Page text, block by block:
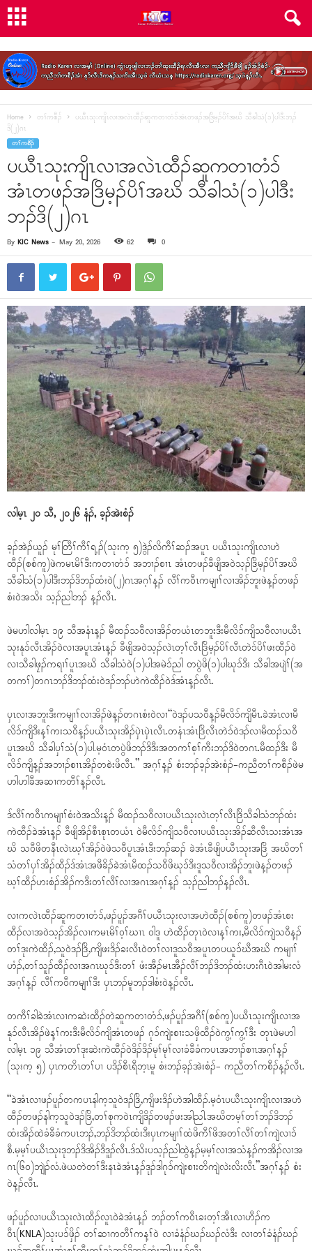
Home တၢ်ကစီၣ်
ပယီၤသုးကျိၤလၢအလဲၤထီၣ်ဆူကတၢတံၥ်အံၤတဖၣ်အဒြိမ့ၣ်ပိၢ်အဃိ သီခါသံ(၁)ပါဒီးဘၣ်
ဒိ(၂)ဂၤ
တၢ်ကစီၣ်
ပယီၤသုးကျိၤလၢအလဲၤထီၣ်ဆူကတၢတံၥ်
အံၤတဖၣ်အဒြိမ့ၣ်ပိၢ်အဃိ သီခါသံ(၁)ပါဒီး
ဘၣ်ဒိ(၂)ဂၤ
By KIC News - May 20, 2026 62 0
လါမ့ၤ ၂၀ သီ, ၂၀၂၆ နံၣ်, ခ့ၣ်အဲးစံၣ်
ခ့ၣ်အဲၣ်ယူၣ် မုၢ်တြီၢ်ကီၢ်ရ့ၣ်(သုးက့ ၅)ဒွဲၣ်လိကီၢ်ဆၣ်အပူၤ ပယီၤသုးကျိၤလၢဟဲ
ထီၣ်(စစ်ကူ)ဖဲကမၤမိၢ်ဒီးကတၢတံၥ် အဘၢၣ်စၢၤ အံၤတဖၣ်ခီဖျိအဝဲသ့ၣ်ဒြိမ့ၣ်ပိၢ်အဃိ
သီခါသံ(၁)ပါဒီးဘၣ်ဒိဘၣ်ထံးဝဲ(၂)ဂၤအဂ့ၢ်န့ၣ် လီၢ်ကဝီၤကမျၢၢ်လၢအိၣ်ဘူးဖဲန့ၣ်တဖၣ်
စံးဝဲအသိး သ့ၣ်ညါဘၣ် န့ၣ်လီၤ.
ဖဲမဟါလါမ့ၤ ၁၉ သီအနံၤန့ၣ် မီထၣ်သဝီလၢအိၣ်တယံၤတဘူးဒီးမီလိၥ်ကျိသဝီလၢပယီၤ
သုးနုၥ်လီၤအိၣ်ဝဲလၢအပူၤအံၤန့ၣ် ခီဖျိအဝဲသ့ၣ်လဲၤတ့ၢ်လီၤဒြိမ့ၣ်ပိၢ်လီၤတဲၥ်ပိၢ်ဖးထီၣ်ဝဲ
လၢသီခါဖၠၣ်ကရၢၢ်ပူၤအဃိ သီခါသံဝဲ(၁)ပါအမဲၥ်ညါ တပွဲဖိ(၁)ပါဃုၥ်ဒီး သီခါအပျဲၢ်(အ
တကၢ်)တဂၤဘၣ်ဒိဘၣ်ထံးဝဲဒၣ်ဘၣ်ဟဲကဲထီၣ်ဝဲဒ်အံၤန့ၣ်လီၤ.
ပှၤလၢအဘူးဒီးကမျၢၢ်လၢအိၣ်ဖဲန့ၣ်တဂၤစံးဝဲလၢ“ဝဲဒၣ်ပသဝီန့ၣ်မီလိၥ်ကျိမီၤ.ခဲအံၤလၢမီ
လိၥ်ကျိဒီးန့ၢ်ကးသဝီန့ၣ်ပယီၤသုးအိၣ်ပှဲၤပှဲၤလီၤ.တနံၤအံၤဒြိလီၤတဲၥ်ဝဲဒၣ်လၢမီထၣ်သဝီ
ပူၤအဃိ သီခါပှၢ်သံ(၁)ပါ.မ့ဝံၤတပွဲဖိဘၣ်ဒိဒီးအတကၢ်စ့ၢ်ကီးဘၣ်ဒိဝဲတဂၤ.မီထၣ်ဒီး မီ
လိၥ်ကျိန့ၣ်အဘၢၣ်စၢၤအိၣ်တစဲးဖိလီၤ.” အဂ့ၢ်န့ၣ် စံးဘၣ်ခ့ၣ်အဲးစံၣ်-ကညီတၢ်ကစီၣ်ဖဲမ
ဟါဟါခီအဆၢကတီၢ်န့ၣ်လီၤ.
ဒ်လီၢ်ကဝီၤကမျၢၢ်စံးဝဲအသိးန့ၣ် မီထၣ်သဝီလၢပယီၤသုးလဲၤတ့ၢ်လီၤဒြိသီခါသံဘၣ်ထံး
ကဲထီၣ်ခဲအံၤန့ၣ် ခီဖျိအိၣ်စီၤစုၤတယံၤ ဝဲမီလိၥ်ကျိသဝီလၢပယီၤသုးအိၣ်ဆီလီၤသးအံၤအ
ဃိ သဝီဖိတနီၤလဲၤဃ့ၢ်အိၣ်ဝဲဖဲသဝီပူၤအံၤဒီးဘၣ်ဆၣ် ခဲအံၤခီဖျိပယီၤသုးအဒြိ အဃိတၢ်
သံတၢ်ပှၢ်အိၣ်ထီၣ်ဒ်အံၤအဖီခိၣ်ခဲအံၤမီထၣ်သဝီဖိဃုၥ်ဒီးဒူသဝီလၢအိၣ်ဘူးဖဲန့ၣ်တဖၣ်
ဃ့ၢ်ထီၣ်ဟးစံၣ်အိၣ်ကဒီးတၢ်လီၢ်လၢအဂၤအဂ့ၢ်န့ၣ် သ့ၣ်ညါဘၣ်န့ၣ်လီၤ.
လၢကလဲၤထီၣ်ဆူကတၢတံၥ်,ဖၣ်ပူၣ်အဂီၢ်ပယီၤသုးလၢအဟဲထီၣ်(စစ်ကူ)တဖၣ်အံၤစး
ထီၣ်လၢအဝဲသ့ၣ်အိၣ်လၢကမၤမိၢ်ဝ့ၢ်ဃၢၤ ဝါဒူ ဟဲထီၣ်တုၤဝဲလၢန့ၢ်ကး,မီလိၥ်ကျဲသဝီန့ၣ်
တၢ်ဒုးကဲထီၣ်,သူဝဲဒၣ်ဒြိ,ကျိဖးဒိၣ်ခးလီၤဝဲတၢ်လၢဒူသဝီအပူၤတပယူၥ်ဃီအဃိ ကမျၢၢ်
ဟံၣ်,တၢ်သူၣ်ထီၣ်လၢအဂၤဃုၥ်ဒီးတၢ် ဖံးအီၣ်မၤအီၣ်လီၢ်ဘၣ်ဒိဘၣ်ထံးဟးဂီၤဝဲအါမးလံ
အဂ့ၢ်န့ၣ် လီၢ်ကဝီကမျၢၢ်ဒီး ပှၤဘၣ်မူဘၣ်ဒါစံးဝဲန့ၣ်လီၤ.
တကီၢ်ခါခဲအံၤလၢကဆဲးထီၣ်တဲဆူကတၢတံၥ်,ဖၣ်ပူၣ်အဂီၢ်(စစ်ကူ)ပယီၤသုးကျိၤလၢအ
နုၥ်လီၤအိၣ်ဖဲန့ၢ်ကးဒီးမီလိၥ်ကျိအံၤတဖၣ် ဂုၥ်ကျဲးစၢးသဖှိထီၣ်ဝဲကွ့ၢ်ကွ့ၢ်ဒီး တုၤဖဲမဟါ
လါမ့ၤ ၁၉ သီအံၤတၢ်ဒုးဆဲးကဲထီၣ်ဝဲဒိၣ်ဒိၣ်မုၢ်မုၢ်လၢခံခီခံကပၤအဘၢၣ်စၢၤအဂ့ၢ်န့ၣ်
(သုးက့ ၅) ပှၤကတိၤတၢ်ပၢ ပဒိၣ်စီၤရီဘ့ၤမူ စံးဘၣ်ခ့ၣ်အဲးစံၣ်- ကညီတၢ်ကစီၣ်န့ၣ်လီၤ.
“ခဲအံၤလၢဖၣ်ပူၣ်တကပၤနါက့သူဝဲဒၣ်ဒြိ,ကျိဖးဒိၣ်ဟဲအါထီၣ်.မ့ဝံၤပယီၤသုးကျိၤလၢအဟဲ
ထီၣ်တဖၣ်နါက့သူဝဲဒၣ်ဒြိ,တၢ်စုကဝဲၤကျိဒိၣ်တဖၣ်ဖးအါညါ.အဃိတမ့ၢ်တၢ်ဘၣ်ဒိဘၣ်
ထံးအိၣ်ထဲခံခီခံကပၤဘၣ်,ဘၣ်ဒိဘၣ်ထံးဒီးပှၤကမျၢၢ်ထံဖိကီၢ်ဖိအတၢ်လီၢ်တၢ်ကျဲလၢၥ်
စီ.မ့မ့ၢ်ပယီၤသုးဒုဘၣ်ဒိအိၣ်ဒီဒူၣ်လီၤ.ဒ်သိးပသ့ၣ်ညါထွဲန့ၣ်မ့မ့ၢ်လၢအသံန့ၣ်ကအိၣ်လၢအ
ဂၤ(၆၀)ဘျဲၣ်လံ.ဖဲယတဲတၢ်ဒီးနၤခဲအံၤန့ၣ်ဒုၣ်ဒါဂုၥ်ကျဲးစၢးတိကျဲလဲးလိးလီၤ”အဂ့ၢ်န့ၣ် စံး
ဝဲန့ၣ်လီၤ.
ဖၣ်ပူၣ်လၢပယီၤသုးလဲၤထီၣ်လူၤဝဲခဲအံၤန့ၣ် ဘၣ်တၢ်ကဝီၤခးတ့ၢ်အီၤလၢဟီၣ်က
ဝီၤ(KNLA)သုးပၥ်ဖှိၣ် တၢ်ဆၢကတီၢ်ကန့ၢ်ဝဲ လၢခံနံၣ်ဃၣ်ဃၣ်လံဒီး လၢတၢ်ခံနံၣ်ဃၣ်